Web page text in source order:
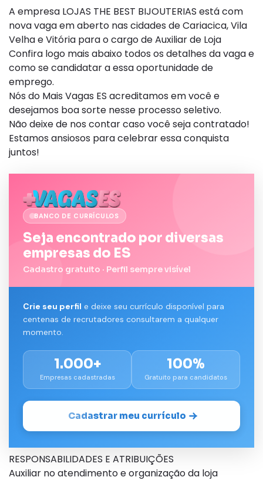
A empresa LOJAS THE BEST BIJOUTERIAS está com
nova vaga em aberto nas cidades de Cariacica, Vila
Velha e Vitória para o cargo de Auxiliar de Loja
Confira logo mais abaixo todos os detalhes da vaga e
como se candidatar a essa oportunidade de
emprego.
Nós do Mais Vagas ES acreditamos em você e
desejamos boa sorte nesse processo seletivo.
Não deixe de nos contar caso você seja contratado!
Estamos ansiosos para celebrar essa conquista
juntos!
BANCO DE CURRÍCULOS
Seja encontrado por diversas
empresas do ES
Cadastro gratuito · Perfil sempre visível
Crie seu perfil e deixe seu currículo disponível para
centenas de recrutadores consultarem a qualquer
momento.
1.000+
Empresas cadastradas
100%
Gratuito para candidatos
Cadastrar meu currículo
RESPONSABILIDADES E ATRIBUIÇÕES
Auxiliar no atendimento e organização da loja